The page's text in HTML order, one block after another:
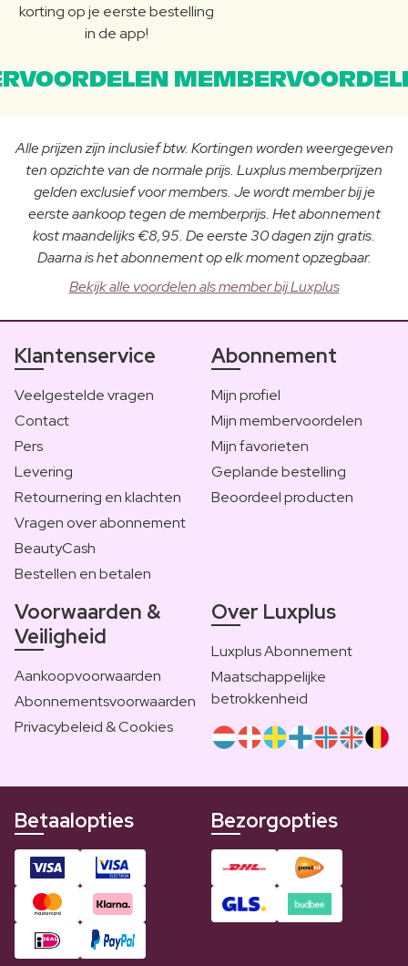
korting op je eerste bestelling
in de app!
Alle prijzen zijn inclusief btw. Kortingen worden weergegeven
ten opzichte van de normale prijs. Luxplus memberprijzen
gelden exclusief voor members. Je wordt member bij je
eerste aankoop tegen de memberprijs. Het abonnement
kost maandelijks €8,95. De eerste 30 dagen zijn gratis.
Daarna is het abonnement op elk moment opzegbaar.
Bekijk alle voordelen als member bij Luxplus
Klantenservice
Veelgestelde vragen
Contact
Pers
Levering
Retournering en klachten
Vragen over abonnement
BeautyCash
Bestellen en betalen
Abonnement
Mijn profiel
Mijn membervoordelen
Mijn favorieten
Geplande bestelling
Beoordeel producten
Voorwaarden &
Veiligheid
Aankoopvoorwaarden
Abonnementsvoorwaarden
Privacybeleid & Cookies
Over Luxplus
Luxplus Abonnement
Maatschappelijke
betrokkenheid
Betaalopties Bezorgopties